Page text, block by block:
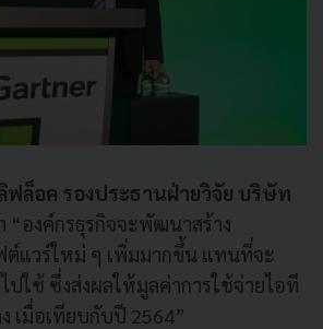
ฟล็อค รองประธานฝ่ายวิจัย บริษัท
“องค์กรธุรกิจจะพัฒนาสร้าง
ต์แวร์ใหม่ ๆ เพิ่มมากขึ้น แทนที่จะ
ปใช้ ซึ่งส่งผลให้มูลค่าการใช้จ่ายไอที
เมื่อเทียบกับปี 2564”